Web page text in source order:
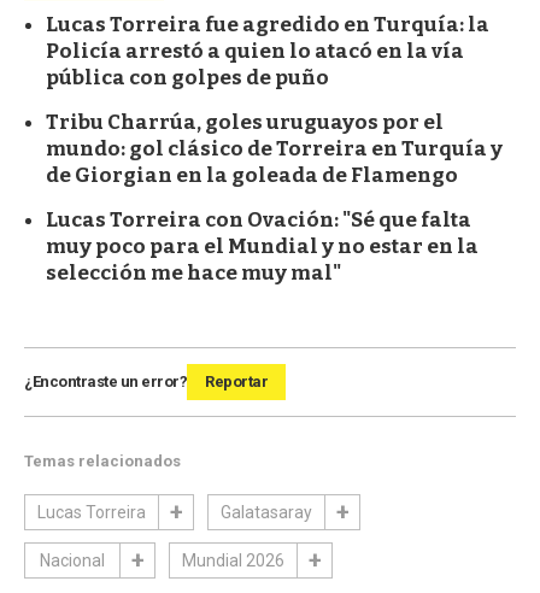
Lucas Torreira fue agredido en Turquía: la
Policía arrestó a quien lo atacó en la vía
pública con golpes de puño
Tribu Charrúa, goles uruguayos por el
mundo: gol clásico de Torreira en Turquía y
de Giorgian en la goleada de Flamengo
Lucas Torreira con Ovación: "Sé que falta
muy poco para el Mundial y no estar en la
selección me hace muy mal"
¿Encontraste un error? Reportar
Temas relacionados
Lucas Torreira Galatasaray
Nacional Mundial 2026